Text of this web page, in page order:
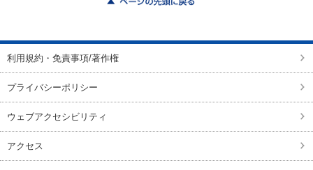
利用規約・免責事項/著作権
プライバシーポリシー
ウェブアクセシビリティ
アクセス